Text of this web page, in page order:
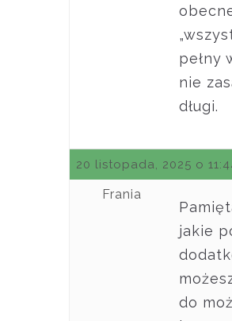
pełny
nie
długi.
20 listopada, 2025 o
Frania
jakie
do